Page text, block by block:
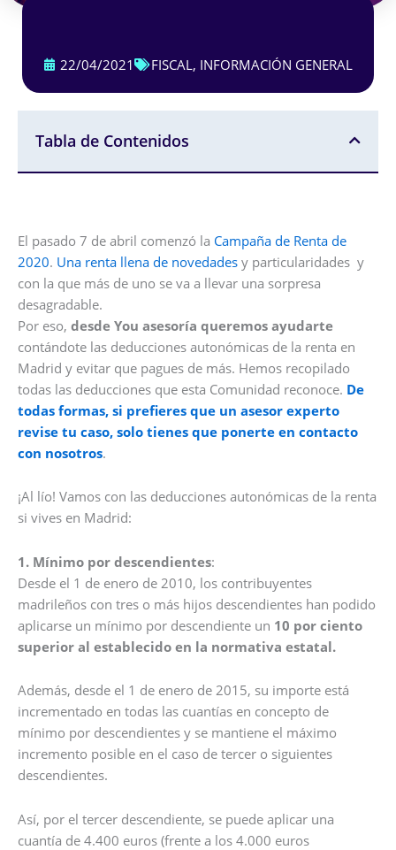
22/04/2021 FISCAL, INFORMACIÓN GENERAL
Tabla de Contenidos
El pasado 7 de abril comenzó la Campaña de Renta de
2020. Una renta llena de novedades y particularidades y
con la que más de uno se va a llevar una sorpresa
desagradable.
Por eso, desde You asesoría queremos ayudarte
contándote las deducciones autonómicas de la renta en
Madrid y evitar que pagues de más. Hemos recopilado
todas las deducciones que esta Comunidad reconoce. De
todas formas, si prefieres que un asesor experto
revise tu caso, solo tienes que ponerte en contacto
con nosotros.
¡Al lío! Vamos con las deducciones autonómicas de la renta
si vives en Madrid:
1. Mínimo por descendientes:
Desde el 1 de enero de 2010, los contribuyentes
madrileños con tres o más hijos descendientes han podido
aplicarse un mínimo por descendiente un 10 por ciento
superior al establecido en la normativa estatal.
Además, desde el 1 de enero de 2015, su importe está
incrementado en todas las cuantías en concepto de
mínimo por descendientes y se mantiene el máximo
incremento posible en el caso de tercer o siguientes
descendientes.
Así, por el tercer descendiente, se puede aplicar una
cuantía de 4.400 euros (frente a los 4.000 euros